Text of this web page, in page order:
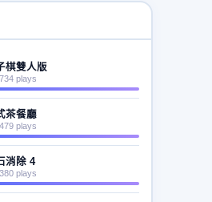
棋雙人版
plays
茶餐廳
plays
消除 4
plays